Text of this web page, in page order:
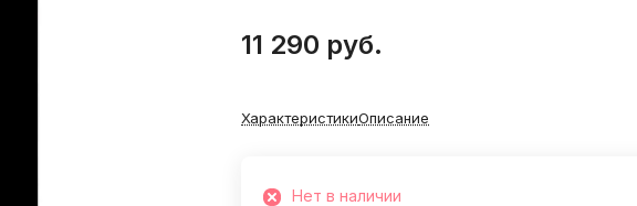
11 290 руб.
ХарактеристикиОписание
Нет в наличии